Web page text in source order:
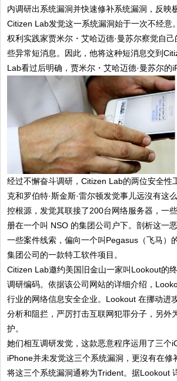
内调研出系统漏洞并快速修补系统漏洞，反映
Citizen Lab发觉这一系统漏洞始于一次不经意
权利实践家贾米尔・艾哈迈德·曼苏尔察觉自
些异常短消息。因此，他将这种短消息交到
Lab看过后明确，贾米尔・艾哈迈德·曼苏尔的
经过不懈奋斗调研，Citizen Lab的两位安全性
克和罗伯特·斯金斯·雷尔顿发觉事儿远沒有这
控根源，发觉其联接了200台网络服务器，一
册在一个叫 NSO 的集团公司户下。剖析这一
一些案件线索，偏向一个叫Pegasus（飞马）
集团公司的一款特工软件项目。
Citizen Lab邀约美国旧金山一家叫Lookout的
调研编码。依据该公司网站的详细介绍，
行业的网络信息安全企业。Lookout 在挪动进
分析和阻拦，严厉打击互联网犯罪分子，另外
护。
她们相互调研发觉，这款恶意程序运用了三个
iPhone并未发觉这三个系统漏洞，更沒有在修
将这三个系统漏洞通称为Trident。据Lookout